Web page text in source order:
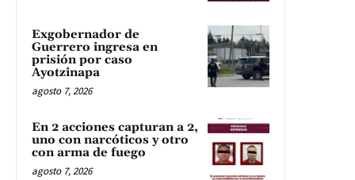
Exgobernador de
Guerrero ingresa en
prisión por caso
Ayotzinapa
agosto 7, 2026
En 2 acciones capturan a 2,
uno con narcóticos y otro
con arma de fuego
agosto 7, 2026